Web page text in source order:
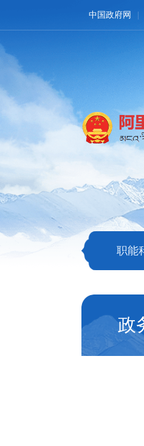
中国政府网
职能
政